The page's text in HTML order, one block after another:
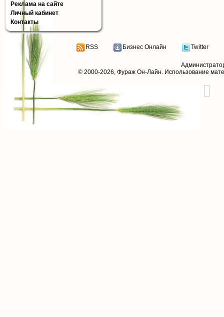
Реклама на сайте
Личный кабинет
Контакты
RSS Бизнес Онлайн Twitter
© 2000-2026, Фураж Он-Лайн. Использование